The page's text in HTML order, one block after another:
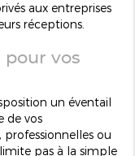
aux entreprises
réceptions.
pour vos
un éventail
de vos
ou
pas à la simple